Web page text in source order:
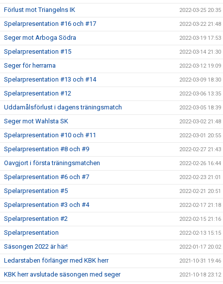
Förlust mot Triangelns IK 2022-03-25 20:35
Spelarpresentation #16 och #17 2022-03-22 21:48
Seger mot Arboga Södra 2022-03-19 17:53
Spelarpresentation #15 2022-03-14 21:30
Seger för herrarna 2022-03-12 19:09
Spelarpresentation #13 och #14 2022-03-09 18:30
Spelarpresentation #12 2022-03-06 13:35
Uddamålsförlust i dagens träningsmatch 2022-03-05 18:39
Seger mot Wahlsta SK 2022-03-02 21:48
Spelarpresentation #10 och #11 2022-03-01 20:55
Spelarpresentation #8 och #9 2022-02-27 21:43
Oavgjort i första träningsmatchen 2022-02-26 16:44
Spelarpresentation #6 och #7 2022-02-23 21:01
Spelarpresentation #5 2022-02-21 20:51
Spelarpresentation #3 och #4 2022-02-17 21:18
Spelarpresentation #2 2022-02-15 21:16
Spelarpresentation 2022-02-13 15:15
Säsongen 2022 är här! 2022-01-17 20:02
Ledarstaben förlänger med KBK herr 2021-10-31 19:46
KBK herr avslutade säsongen med seger 2021-10-18 23:12